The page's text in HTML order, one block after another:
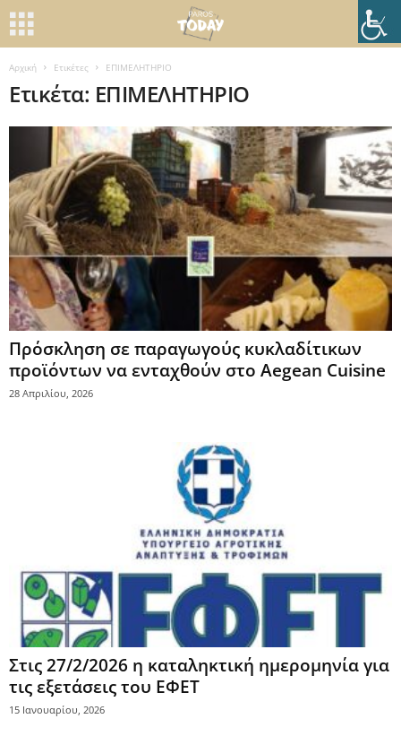
Αρχική Ετικέτες ΕΠΙΜΕΛΗΤΗΡΙΟ
Ετικέτα: ΕΠΙΜΕΛΗΤΗΡΙΟ
Πρόσκληση σε παραγωγούς κυκλαδίτικων
προϊόντων να ενταχθούν στο Aegean Cuisine
28 Απριλίου, 2026
Στις 27/2/2026 η καταληκτική ημερομηνία για
τις εξετάσεις του ΕΦΕΤ
15 Ιανουαρίου, 2026